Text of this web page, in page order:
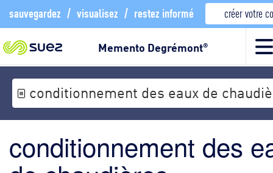
sauvegardez / visualisez / restez informé créer votre
Memento Degrémont®
conditionnement des eaux de
conditionnement des